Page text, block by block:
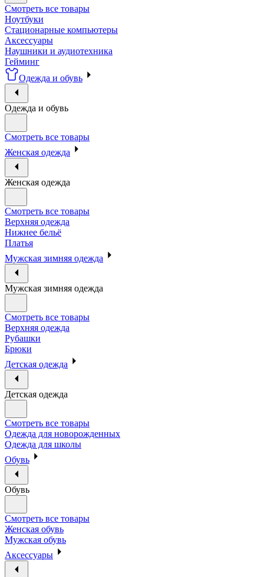
Смотреть все товары
Ноутбуки
Стационарные компьютеры
Аксессуары
Наушники и аудиотехника
Гейминг
Одежда и обувь
Одежда и обувь
Смотреть все товары
Женская одежда
Женская одежда
Смотреть все товары
Верхняя одежда
Нижнее бельё
Платья
Мужская зимняя одежда
Мужская зимняя одежда
Смотреть все товары
Верхняя одежда
Рубашки
Брюки
Детская одежда
Детская одежда
Смотреть все товары
Одежда для новорожденных
Одежда для школы
Обувь
Обувь
Смотреть все товары
Женская обувь
Мужская обувь
Аксессуары